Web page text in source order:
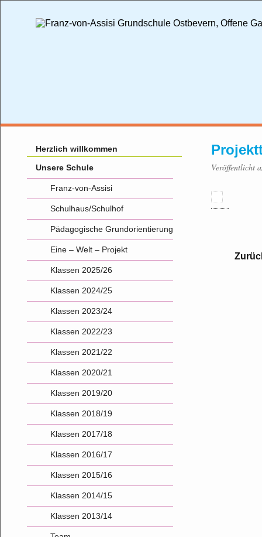
Veröffentlicht
Herzlich willkommen
Unsere Schule
Franz-von-Assisi
Schulhaus/Schulhof
Pädagogische Grundorientierung
Eine – Welt – Projekt
Klassen 2025/26
Klassen 2024/25
Klassen 2023/24
Klassen 2022/23
Klassen 2021/22
Klassen 2020/21
Klassen 2019/20
Klassen 2018/19
Klassen 2017/18
Klassen 2016/17
Klassen 2015/16
Klassen 2014/15
Klassen 2013/14